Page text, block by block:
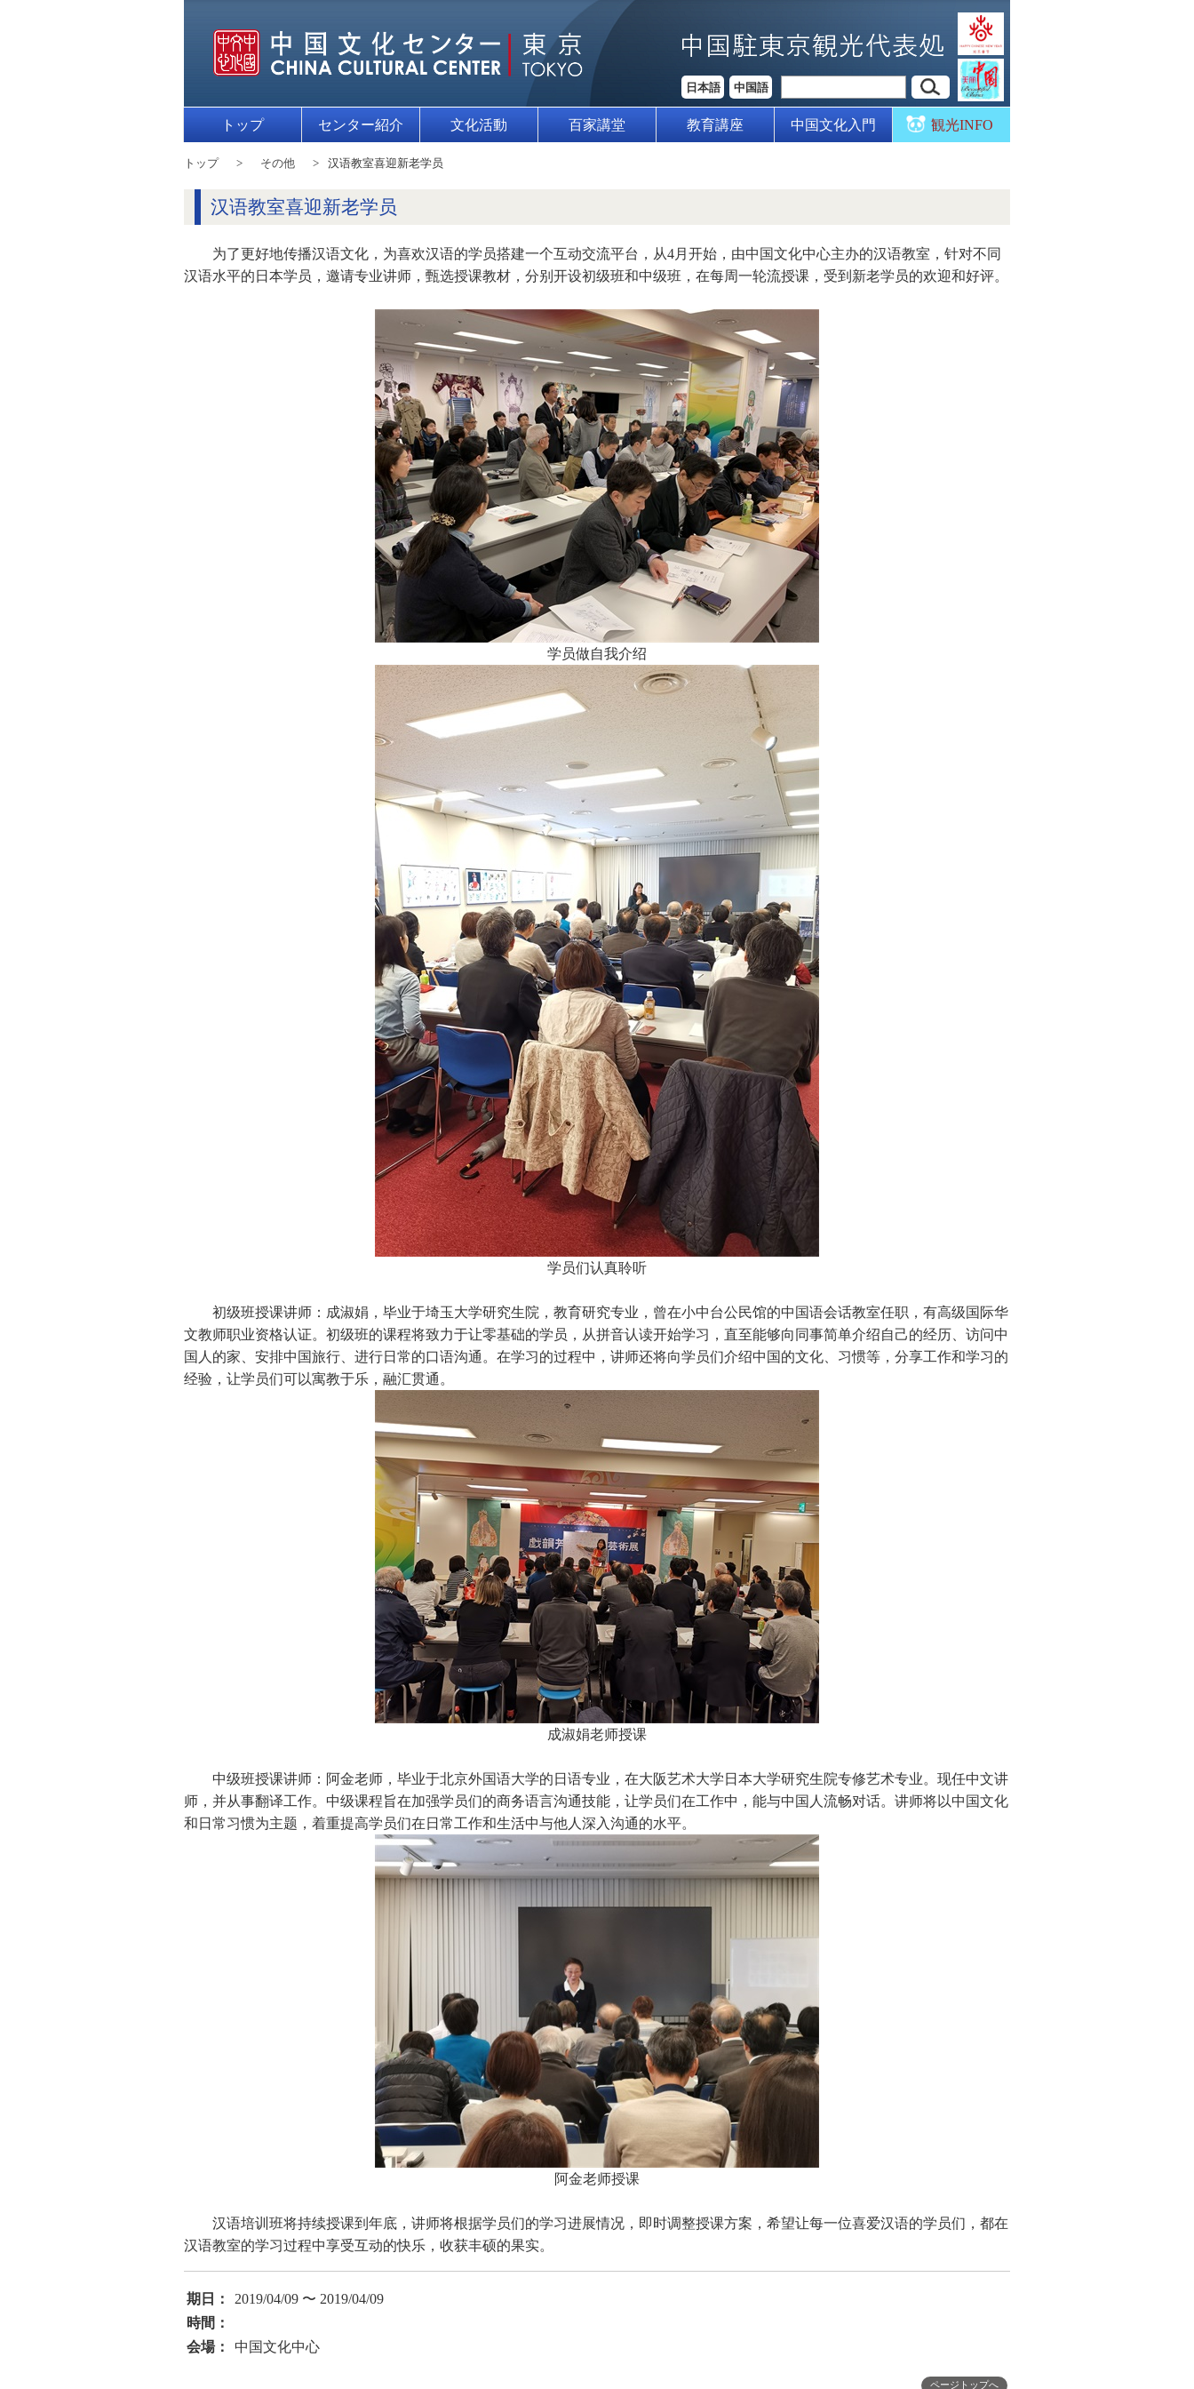
日本語 中国語
トップ センター紹介 文化活動 百家講堂 教育講座 中国文化入門 観光INFO
トップ その他 汉语教室喜迎新老学员
汉语教室喜迎新老学员
为了更好地传播汉语文化，为喜欢汉语的学员搭建一个互动交流平台，从4月开始，由中国文化中心主办的汉语教室，针对不同
汉语水平的日本学员，邀请专业讲师，甄选授课教材，分别开设初级班和中级班，在每周一轮流授课，受到新老学员的欢迎和好评。
学员做自我介绍
学员们认真聆听
初级班授课讲师：成淑娟，毕业于埼玉大学研究生院，教育研究专业，曾在小中台公民馆的中国语会话教室任职，有高级国际华
文教师职业资格认证。初级班的课程将致力于让零基础的学员，从拼音认读开始学习，直至能够向同事简单介绍自己的经历、访问中
国人的家、安排中国旅行、进行日常的口语沟通。在学习的过程中，讲师还将向学员们介绍中国的文化、习惯等，分享工作和学习的
经验，让学员们可以寓教于乐，融汇贯通。
成淑娟老师授课
中级班授课讲师：阿金老师，毕业于北京外国语大学的日语专业，在大阪艺术大学日本大学研究生院专修艺术专业。现任中文讲
师，并从事翻译工作。中级课程旨在加强学员们的商务语言沟通技能，让学员们在工作中，能与中国人流畅对话。讲师将以中国文化
和日常习惯为主题，着重提高学员们在日常工作和生活中与他人深入沟通的水平。
阿金老师授课
汉语培训班将持续授课到年底，讲师将根据学员们的学习进展情况，即时调整授课方案，希望让每一位喜爱汉语的学员们，都在
汉语教室的学习过程中享受互动的快乐，收获丰硕的果实。
期日：
2019/04/09 〜 2019/04/09
時間：
会場：
中国文化中心
ページトップへ